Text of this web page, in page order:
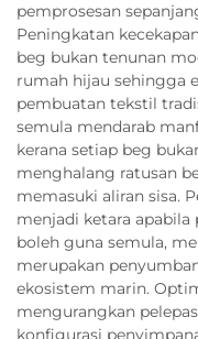
pemprosesan
Peningkatan
beg bukan tenunan
rumah hijau sehingga
pembuatan tekstil
semula mendarab
kerana setiap beg
menghalang ratusan
memasuki aliran sisa.
menjadi ketara
boleh guna semula,
merupakan
ekosistem marin.
mengurangkan
konfigurasi